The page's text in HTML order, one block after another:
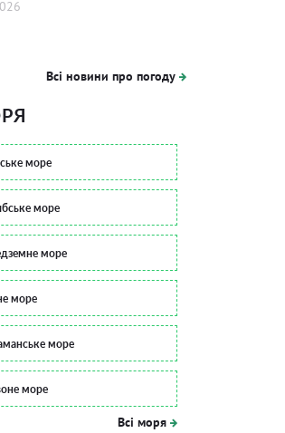
Всі новини про погоду
море
море
море
море
море
море
Всі моря